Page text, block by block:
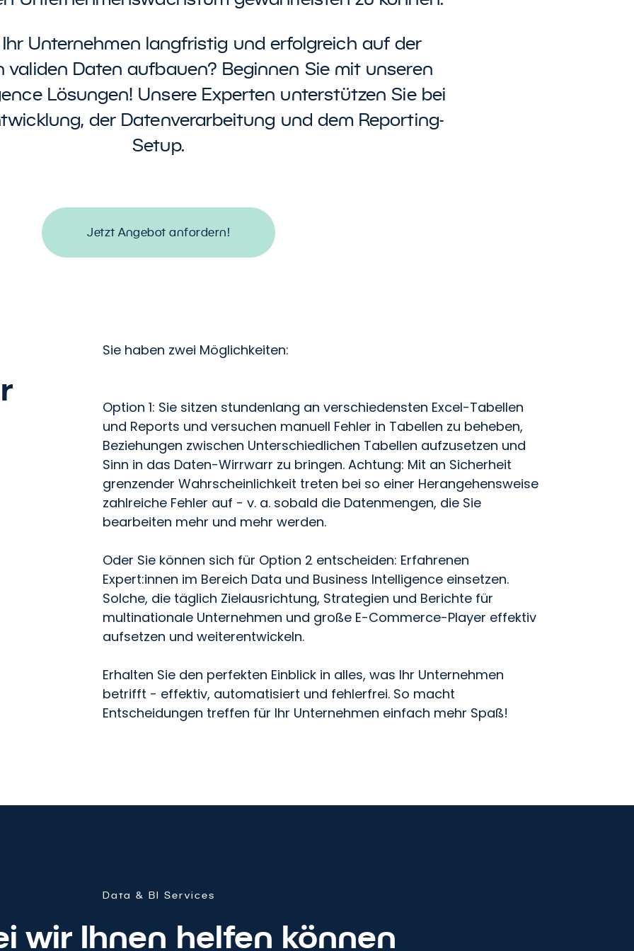
Unternehmen langfristig und erfolgreich auf der
validen Daten aufbauen? Beginnen Sie mit unseren
Lösungen! Unsere Experten unterstützen Sie bei
der Datenverarbeitung und dem Reporting-
Setup.
Jetzt Angebot anfordern!
Sie haben zwei Möglichkeiten:
Option 1: Sie sitzen stundenlang an verschiedensten Excel-Tabellen
und Reports und versuchen manuell Fehler in Tabellen zu beheben,
Beziehungen zwischen Unterschiedlichen Tabellen aufzusetzen und
Sinn in das Daten-Wirrwarr zu bringen. Achtung: Mit an Sicherheit
grenzender Wahrscheinlichkeit treten bei so einer Herangehensweise
zahlreiche Fehler auf - v. a. sobald die Datenmengen, die Sie
bearbeiten mehr und mehr werden.
Oder Sie können sich für Option 2 entscheiden: Erfahrenen
Expert:innen im Bereich Data und Business Intelligence einsetzen.
Solche, die täglich Zielausrichtung, Strategien und Berichte für
multinationale Unternehmen und große E-Commerce-Player effektiv
aufsetzen und weiterentwickeln.
Erhalten Sie den perfekten Einblick in alles, was Ihr Unternehmen
betrifft - effektiv, automatisiert und fehlerfrei. So macht
Entscheidungen treffen für Ihr Unternehmen einfach mehr Spaß!
Data & BI Services
wir Ihnen helfen können